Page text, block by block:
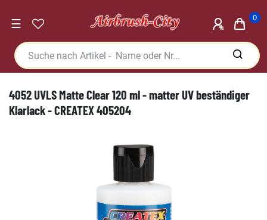
☰ 0
4052 UVLS Matte Clear 120 ml - matter UV beständiger
Klarlack - CREATEX 405204